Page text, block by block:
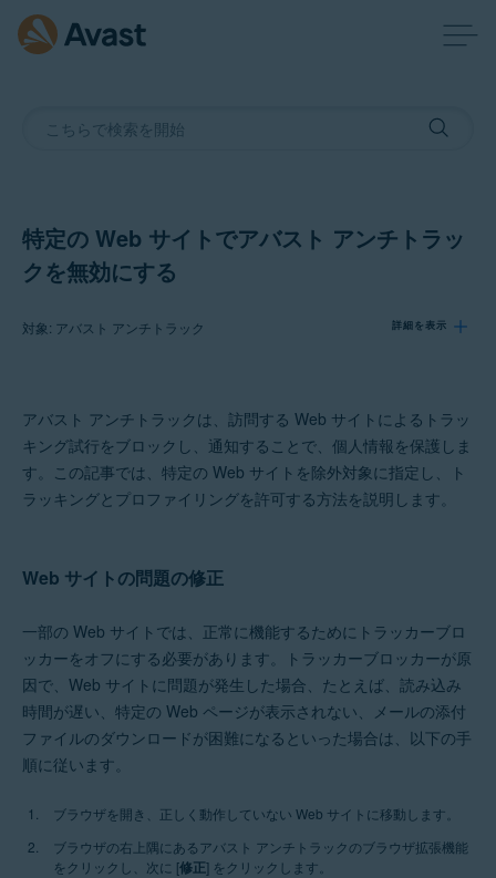
特定の Web サイトでアバスト アンチトラッ
クを無効にする
対象: アバスト アンチトラック 詳細を表示
アバスト アンチトラック
オペレーティング システム:
アバスト アンチトラックは、訪問する Web サイトによるトラッ
キング試行をブロックし、通知することで、個人情報を保護しま
す。この記事では、特定の Web サイトを除外対象に指定し、ト
ラッキングとプロファイリングを許可する方法を説明します。
Web サイトの問題の修正
一部の Web サイトでは、正常に機能するためにトラッカーブロ
ッカーをオフにする必要があります。トラッカーブロッカーが原
因で、Web サイトに問題が発生した場合、たとえば、読み込み
時間が遅い、特定の Web ページが表示されない、メールの添付
ファイルのダウンロードが困難になるといった場合は、以下の手
順に従います。
ブラウザを開き、正しく動作していない Web サイトに移動します。
ブラウザの右上隅にあるアバスト アンチトラックのブラウザ拡張機能
をクリックし、次に [修正] をクリックします。